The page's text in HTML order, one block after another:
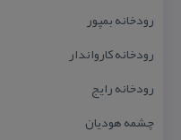
رودخانه بمپور
رودخانه كارواندار
رودخانه رایج
چشمه هودیان